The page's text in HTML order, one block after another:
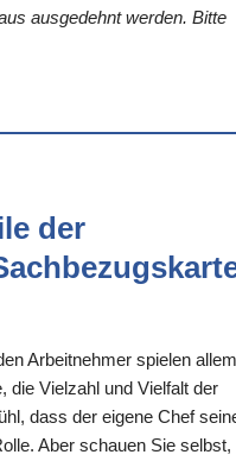
ausgedehnt werden. Bitte
der
Arbeitnehmer spielen allem
die Vielzahl und Vielfalt der
dass der eigene Chef
Aber schauen Sie selbst,